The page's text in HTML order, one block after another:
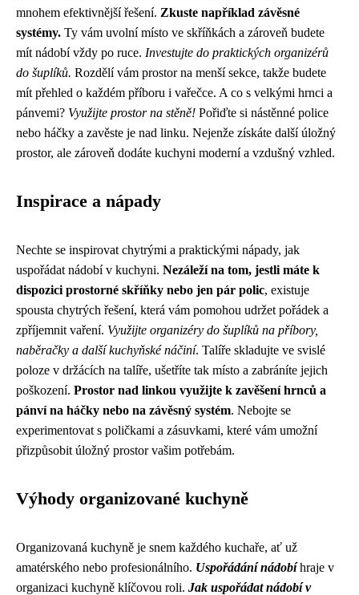
mnohem efektivnější řešení. Zkuste například závěsné
systémy. Ty vám uvolní místo ve skříňkách a zároveň budete
mít nádobí vždy po ruce. Investujte do praktických organizérů
do šuplíků. Rozdělí vám prostor na menší sekce, takže budete
mít přehled o každém příboru i vařečce. A co s velkými hrnci a
pánvemi? Využijte prostor na stěně! Pořiďte si nástěnné police
nebo háčky a zavěste je nad linku. Nejenže získáte další úložný
prostor, ale zároveň dodáte kuchyni moderní a vzdušný vzhled.
Inspirace a nápady
Nechte se inspirovat chytrými a praktickými nápady, jak
uspořádat nádobí v kuchyni. Nezáleží na tom, jestli máte k
dispozici prostorné skříňky nebo jen pár polic, existuje
spousta chytrých řešení, která vám pomohou udržet pořádek a
zpříjemnit vaření. Využijte organizéry do šuplíků na příbory,
naběračky a další kuchyňské náčiní. Talíře skladujte ve svislé
poloze v držácích na talíře, ušetříte tak místo a zabráníte jejich
poškození. Prostor nad linkou využijte k zavěšení hrnců a
pánví na háčky nebo na závěsný systém. Nebojte se
experimentovat s poličkami a zásuvkami, které vám umožní
přizpůsobit úložný prostor vašim potřebám.
Výhody organizované kuchyně
Organizovaná kuchyně je snem každého kuchaře, ať už
amatérského nebo profesionálního. Uspořádání nádobíhraje v
organizaci kuchyně klíčovou roli. Jak uspořádat nádobí v